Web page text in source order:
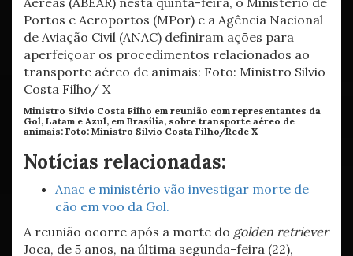
Ministro Silvio Costa Filho em reunião com representantes da
Gol, Latam e Azul, em Brasília, sobre transporte aéreo de
animais: Foto: Ministro Silvio Costa Filho/Rede X
Notícias relacionadas:
Anac e ministério vão investigar morte de
cão em voo da Gol.
A reunião ocorre após a morte do golden retriever
Joca, de 5 anos, na última segunda-feira (22),